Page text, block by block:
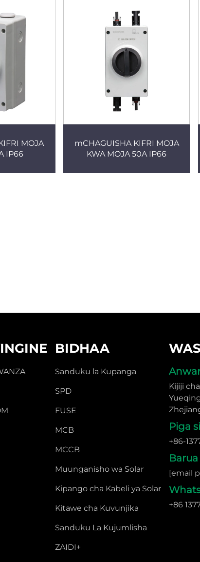
MOJA
IP66
mCHAGUISHA KIFRI MOJA
KWA MOJA 50A IP66
BIDHAA
Sanduku la Kupanga
SPD
FUSE
MCB
MCCB
Muunganisho wa Solar
Kipango cha Kabeli ya Solar
Kitawe cha Kuvunjika
Sanduku La Kujumlisha
ZAIDI+
Kijiji
Piga
+86-
[email
+86